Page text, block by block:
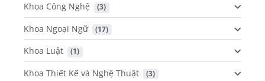
Khoa Công Nghệ (3)
Khoa Ngoại Ngữ (17)
Khoa Luật (1)
Khoa Thiết Kế và Nghệ Thuật (3)